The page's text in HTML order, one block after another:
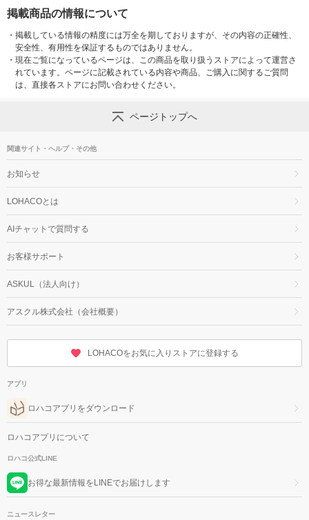
掲載商品の情報について
・ 掲載している情報の精度には万全を期しておりますが、その内容の正確性、
安全性、有用性を保証するものではありません。
・ 現在ご覧になっているページは、この商品を取り扱うストアによって運営さ
れています。ページに記載されている内容や商品、ご購入に関するご質問
は、直接各ストアにお問い合わせください。
ページトップへ
関連サイト・ヘルプ・その他
お知らせ
LOHACOとは
AIチャットで質問する
お客様サポート
ASKUL（法人向け）
アスクル株式会社（会社概要）
LOHACOをお気に入りストアに登録する
アプリ
ロハコアプリをダウンロード
ロハコアプリについて
ロハコ公式LINE
お得な最新情報をLINEでお届けします
ニュースレター